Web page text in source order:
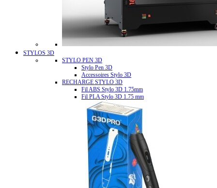
STYLOS 3D
STYLO PEN 3D
Stylo Pen 3D
Accessoires Stylo 3D
RECHARGE STYLO 3D
Fil ABS Stylo 3D 1.75mm
Fil PLA Stylo 3D 1.75 mm